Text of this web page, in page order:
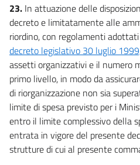
23. In attuazione delle
decreto e limitatamente alle
riordino, con regolamenti
decreto legislativo 30 luglio
assetti organizzativi e il numero
primo livello, in modo da
di riorganizzazione non sia
limite di spesa previsto per i
entro il limite complessivo della
entrata in vigore del presente
strutture di cui al presente